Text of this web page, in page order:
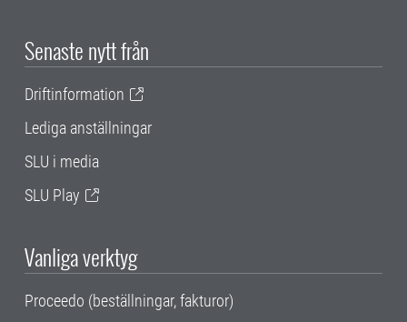
Senaste nytt från
Driftinformation
Lediga anställningar
SLU i media
SLU Play
Vanliga verktyg
Proceedo (beställningar, fakturor)